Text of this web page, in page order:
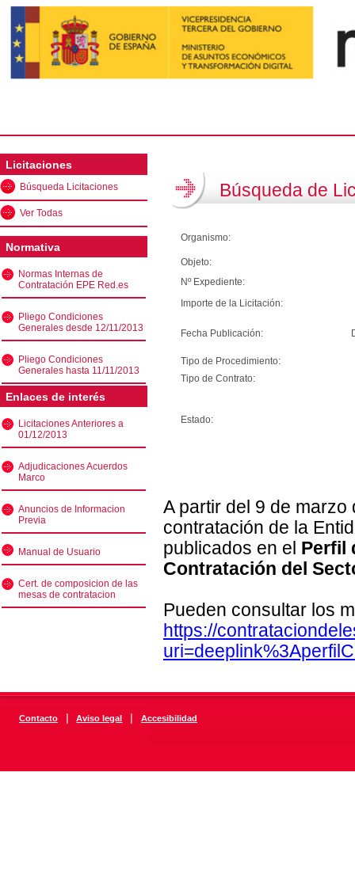
Licitaciones
Búsqueda Licitaciones
Ver Todas
Normativa
Normas Internas de
Contratación EPE Red.es
Pliego Condiciones
Generales desde 12/11/2013
Pliego Condiciones
Generales hasta 11/11/2013
Enlaces de interés
Licitaciones Anteriores a
01/12/2013
Adjudicaciones Acuerdos
Marco
Anuncios de Informacion
Previa
Manual de Usuario
Cert. de composicion de las
mesas de contratacion
Búsqueda de
Organismo:
Objeto:
Nº Expediente:
Importe de la Licitación:
Fecha Publicación:
Tipo de Procedimiento:
Tipo de Contrato:
Estado:
A partir del 9 de
contratación de la
publicados en el Perfil
Contratación del
Pueden consultar los
https://
Contacto | Aviso legal | Accesibilidad